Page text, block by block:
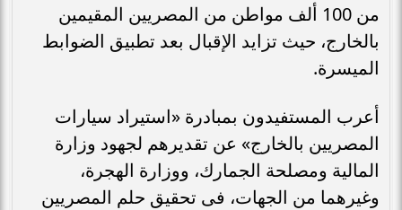
من 100 ألف مواطن من المصريين المقيمين
بالخارج، حيث تزايد الإقبال بعد تطبيق الضوابط
الميسرة.
أعرب المستفيدون بمبادرة «استيراد سيارات
المصريين بالخارج» عن تقديرهم لجهود وزارة
المالية ومصلحة الجمارك، ووزارة الهجرة،
وغيرهما من الجهات، فى تحقيق حلم المصريين